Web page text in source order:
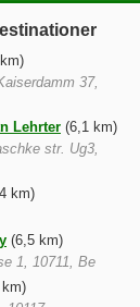
37,
Lehrter (6,1 km)
str. Ug3,
km)
(6,5 km)
1, 10711, Be